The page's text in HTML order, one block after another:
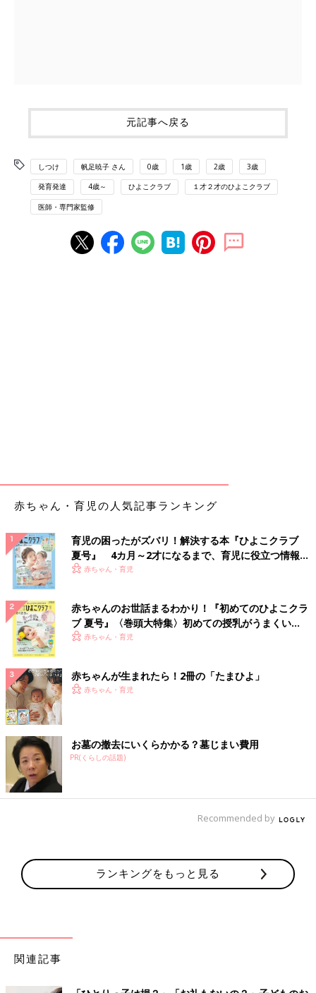
元記事へ戻る
しつけ 帆足暁子 さん 0歳 1歳 2歳 3歳
発育発達 4歳～ ひよこクラブ １才２才のひよこクラブ
医師・専門家監修
赤ちゃん・育児の人気記事ランキング
育児の困ったがズバリ！解決する本『ひよこクラブ
夏号』 4カ月～2才になるまで、育児に役立つ情報が
いっぱい！
赤ちゃん・育児
赤ちゃんのお世話まるわかり！『初めてのひよこクラ
ブ 夏号』〈巻頭大特集〉初めての授乳がうまくい
く！ おっぱい・ミルクの基本と夏のトラブル 解決テ
赤ちゃん・育児
赤ちゃんが生まれたら！2冊の「たまひよ」
赤ちゃん・育児
お墓の撤去にいくらかかる？墓じまい費用
PR(くらしの話題)
Recommended by
ランキングをもっと見る
関連記事